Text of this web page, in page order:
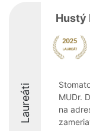
Laureáti
Hustý
MUDr.
na